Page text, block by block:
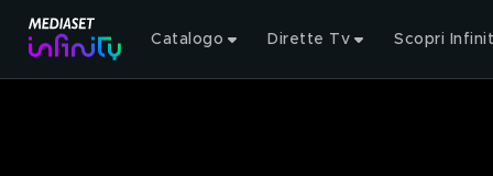
Catalogo Dirette Tv Scopri